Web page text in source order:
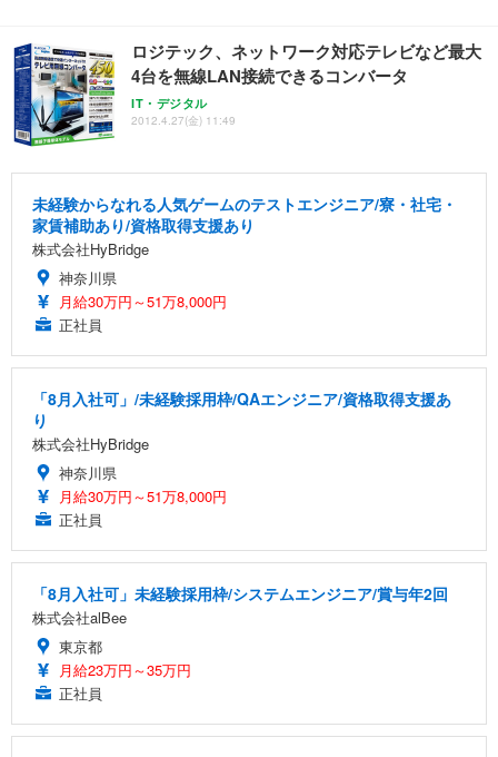
ロジテック、ネットワーク対応テレビなど最大
4台を無線LAN接続できるコンバータ
IT・デジタル
2012.4.27(金) 11:49
未経験からなれる人気ゲームのテストエンジニア/寮・社宅・
家賃補助あり/資格取得支援あり
株式会社HyBridge
神奈川県
月給30万円～51万8,000円
正社員
「8月入社可」/未経験採用枠/QAエンジニア/資格取得支援あ
り
株式会社HyBridge
神奈川県
月給30万円～51万8,000円
正社員
「8月入社可」未経験採用枠/システムエンジニア/賞与年2回
株式会社alBee
東京都
月給23万円～35万円
正社員